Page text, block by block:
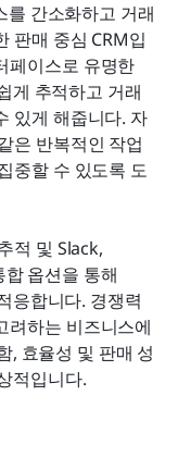
간소화하고 거래
판매 중심 CRM입
페이스로 유명한
게 추적하고 거래
있게 해줍니다. 자
은 반복적인 작업
중할 수 있도록 도
적 및 Slack,
옵션을 통해
응합니다. 경쟁력
려하는 비즈니스에
, 효율성 및 판매 성
적입니다.